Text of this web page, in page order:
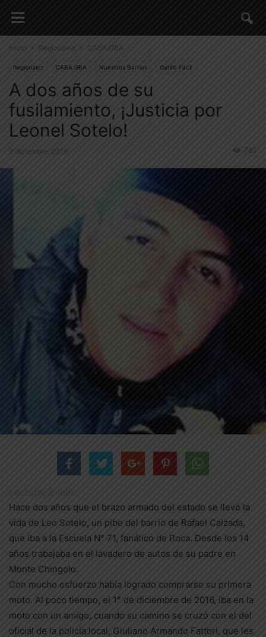
Inicio Regionales CABA.GBA
Regionales CABA.GBA Nuestros Barrios Gatillo Fácil
A dos años de su
fusilamiento, ¡Justicia por
Leonel Sotelo!
2 diciembre, 2018 783
Hace dos años que el brazo armado del estado se llevó la
vida de Leo Sotelo, un pibe del barrio de Rafael Calzada,
que iba a la Escuela N° 71, fanático de Boca. Desde los 14
años trabajaba en el lavadero de autos de su padre en
Monte Chingolo.
Con mucho esfuerzo había logrado comprarse su primera
moto. Al poco tiempo, el 1° de diciembre de 2016, iba en la
moto con un amigo, cuando su camino se cruzó con el del
oficial de la policía local, Giuliano Armando Fattori, que les